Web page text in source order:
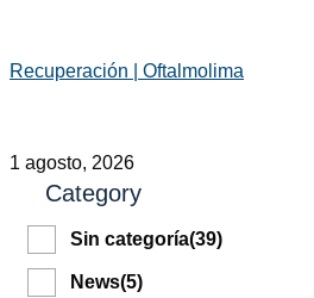
Recuperación | Oftalmolima
1 agosto, 2026
Category
Sin categoría(39)
News(5)